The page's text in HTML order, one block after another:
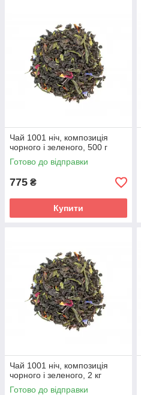
Чай 1001 ніч, композиція
чорного і зеленого, 500 г
Готово до відправки
775 ₴
Купити
Чай 1001 ніч, композиція
чорного і зеленого, 2 кг
Готово до відправки